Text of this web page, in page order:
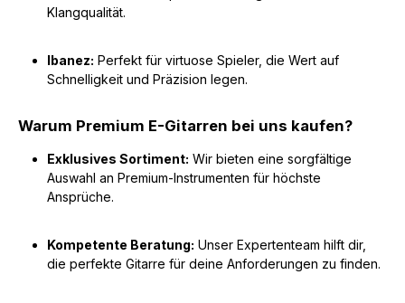
Klangqualität.
Ibanez: Perfekt für virtuose Spieler, die Wert auf
Schnelligkeit und Präzision legen.
Warum Premium E-Gitarren bei uns kaufen?
Exklusives Sortiment: Wir bieten eine sorgfältige
Auswahl an Premium-Instrumenten für höchste
Ansprüche.
Kompetente Beratung: Unser Expertenteam hilft dir,
die perfekte Gitarre für deine Anforderungen zu finden.